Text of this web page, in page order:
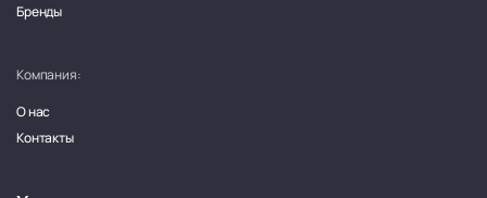
Бренды
Компания:
О нас
Контакты